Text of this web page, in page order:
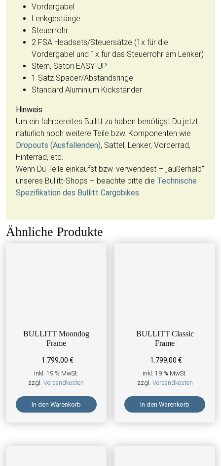
Vordergabel
Lenkgestänge
Steuerrohr
2 FSA Headsets/Steuersätze (1x für die
Vordergabel und 1x für das Steuerrohr am Lenker)
Stem, Satori EASY-UP
1 Satz Spacer/Abstandsringe
Standard Aluminium Kickständer
Hinweis
Um ein fahrbereites Bullitt zu haben benötigst Du jetzt
natürlich noch weitere Teile bzw. Komponenten wie
Dropouts (Ausfallenden), Sattel, Lenker, Vorderrad,
Hinterrad, etc.
Wenn Du Teile einkaufst bzw. verwendest – „außerhalb“
unseres Bullitt-Shops – beachte bitte die Technische
Spezifikation des Bullitt Cargobikes
Ähnliche Produkte
BULLITT Moondog
Frame
1.799,00 €
inkl. 19 % MwSt.
zzgl.Versandkosten
In den Warenkorb
BULLITT Classic
Frame
1.799,00€
inkl. 19 % MwSt.
zzgl. Versandkosten
In den Warenkorb